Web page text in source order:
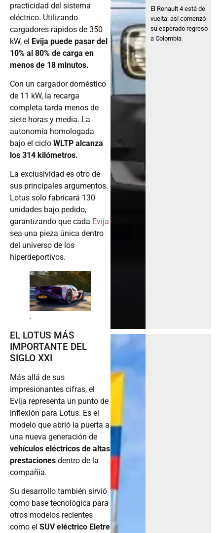
practicidad del sistema
eléctrico. Utilizando
cargadores rápidos de 350
kW, el Evija puede pasar del
10% al 80% de carga en
menos de 18 minutos.
Con un cargador doméstico
de 11 kW, la recarga
completa tarda menos de
siete horas y media. La
autonomía homologada
bajo el ciclo WLTP alcanza
los 314 kilómetros.
La exclusividad es otro de
sus principales argumentos.
Lotus solo fabricará 130
unidades bajo pedido,
garantizando que cada Evija
sea una pieza única dentro
del universo de los
hiperdeportivos.
.
EL LOTUS MÁS
IMPORTANTE DEL
SIGLO XXI
Más allá de sus
impresionantes cifras, el
Evija representa un punto de
inflexión para Lotus. Es el
modelo que abrió la puerta a
una nueva generación de
vehículos eléctricos de altas
prestaciones dentro de la
compañía.
Su desarrollo también sirvió
como base tecnológica para
otros modelos recientes
como el SUV eléctrico Eletre
El Renault 4 está de
vuelta: así comenzó
su esperado regreso
a Colombia